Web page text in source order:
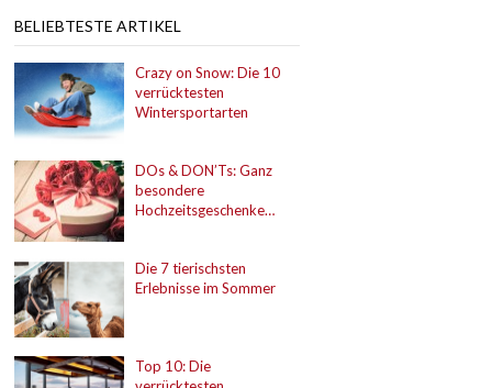
BELIEBTESTE ARTIKEL
Crazy on Snow: Die 10
verrücktesten
Wintersportarten
DOs & DON’Ts: Ganz
besondere
Hochzeitsgeschenke…
Die 7 tierischsten
Erlebnisse im Sommer
Top 10: Die